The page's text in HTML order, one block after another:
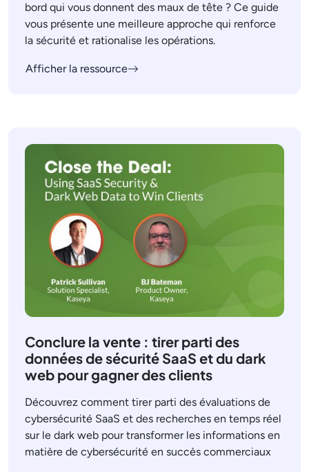
bord qui vous donnent des maux de tête ? Ce guide
vous présente une meilleure approche qui renforce
la sécurité et rationalise les opérations.
Afficher la ressource
Conclure la vente : tirer parti des
données de sécurité SaaS et du dark
web pour gagner des clients
Découvrez comment tirer parti des évaluations de
cybersécurité SaaS et des recherches en temps réel
sur le dark web pour transformer les informations en
matière de cybersécurité en succès commerciaux